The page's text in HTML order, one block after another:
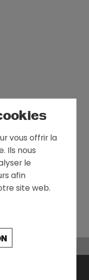
vous offrir la
Ils nous
le
afin
site web.